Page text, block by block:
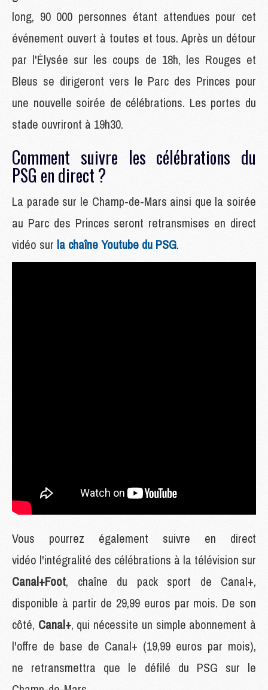
long, 90 000 personnes étant attendues pour cet
événement ouvert à toutes et tous. Après un détour
par l'Élysée sur les coups de 18h, les Rouges et
Bleus se dirigeront vers le Parc des Princes pour
une nouvelle soirée de célébrations. Les portes du
stade ouvriront à 19h30.
Comment suivre les célébrations du
PSG en direct ?
La parade sur le Champ-de-Mars ainsi que la soirée
au Parc des Princes seront retransmises en direct
vidéo sur la chaîne Youtube du PSG.
Vous pourrez également suivre en direct
vidéo l'intégralité des célébrations à la télévision sur
Canal+Foot, chaîne du pack sport de Canal+,
disponible à partir de 29,99 euros par mois. De son
côté, Canal+, qui nécessite un simple abonnement à
l'offre de base de Canal+ (19,99 euros par mois),
ne retransmettra que le défilé du PSG sur le